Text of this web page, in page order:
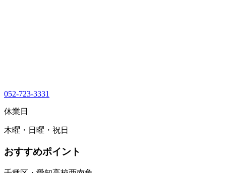
052-723-3331
休業日
木曜・日曜・祝日
おすすめポイント